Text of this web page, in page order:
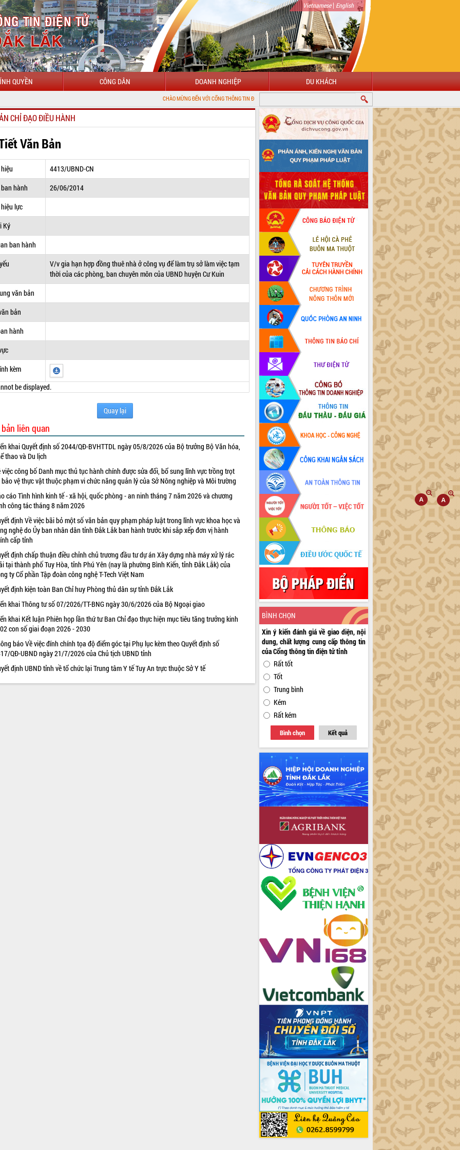
Vietnamese| English
QUYỀN CÔNG DÂN DOANH NGHIỆP DU KHÁCH
CHÀO MỪNG ĐẾN VỚI CỔNG THÔNG TIN ĐIỆN TỬ TỈNH ĐẮK LẮK
CHỈ ĐẠO ĐIỀU HÀNH
Văn Bản
4413/UBND-CN
hành
26/06/2014
lực
Ký
ban hành
V/v gia hạn hợp đồng thuê nhà ở công vụ để làm trụ sở làm việc tạm
thời của các phòng, ban chuyên môn của UBND huyện Cư Kuin
văn bản
bản
hành
kèm
be displayed.
Quay lại
liên quan
khai Quyết định số 2044/QĐ-BVHTTDL ngày 05/8/2026 của Bộ trưởng Bộ Văn hóa,
thao và Du lịch
việc công bố Danh mục thủ tục hành chính được sửa đổi, bổ sung lĩnh vực trồng trọt
bảo vệ thực vật thuộc phạm vi chức năng quản lý của Sở Nông nghiệp và Môi trường
cáo Tình hình kinh tế - xã hội, quốc phòng - an ninh tháng 7 năm 2026 và chương
công tác tháng 8 năm 2026
định Về việc bãi bỏ một số văn bản quy phạm pháp luật trong lĩnh vực khoa học và
nghệ do Ủy ban nhân dân tỉnh Đắk Lắk ban hành trước khi sắp xếp đơn vị hành
cấp tỉnh
định chấp thuận điều chỉnh chủ trương đầu tư dự án Xây dựng nhà máy xử lý rác
tại thành phố Tuy Hòa, tỉnh Phú Yên (nay là phường Bình Kiến, tỉnh Đắk Lắk) của
ty Cổ phần Tập đoàn công nghệ T-Tech Việt Nam
định kiện toàn Ban Chỉ huy Phòng thủ dân sự tỉnh Đắk Lắk
khai Thông tư số 07/2026/TT-BNG ngày 30/6/2026 của Bộ Ngoại giao
khai Kết luận Phiên họp lần thứ tư Ban Chỉ đạo thực hiện mục tiêu tăng trưởng kinh
con số giai đoạn 2026 - 2030
báo Về việc đính chính tọa độ điểm góc tại Phụ lục kèm theo Quyết định số
QĐ-UBND ngày 21/7/2026 của Chủ tịch UBND tỉnh
định UBND tỉnh về tổ chức lại Trung tâm Y tế Tuy An trực thuộc Sở Y tế
BÌNH CHỌN
Xin ý kiến đánh giá về giao diện, nội
dung, chất lượng cung cấp thông tin
của Cổng thông tin điện tử tỉnh
Rất tốt
Tốt
Trung bình
Kém
Rất kém
Bình chọn Kết quả